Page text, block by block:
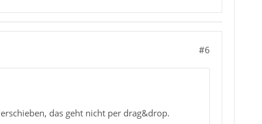
#6
das geht nicht per drag&drop.